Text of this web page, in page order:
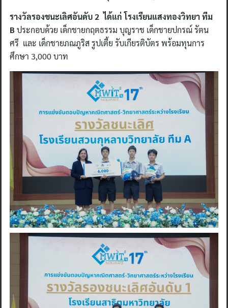
รางวัลรองชนะเลิศอันดับ 2 ได้แก่ โรงเรียนแสงทองวิทยา ทีม
B ประกอบด้วย เด็กชายกฤตธรรม บุญราช เด็กชายปกรณ์ รัตน
ศรี และ เด็กชายภณภูริส รูปเตี้ย รับเกียรติบัตร พร้อมทุนการ
ศึกษา 3,000 บาท